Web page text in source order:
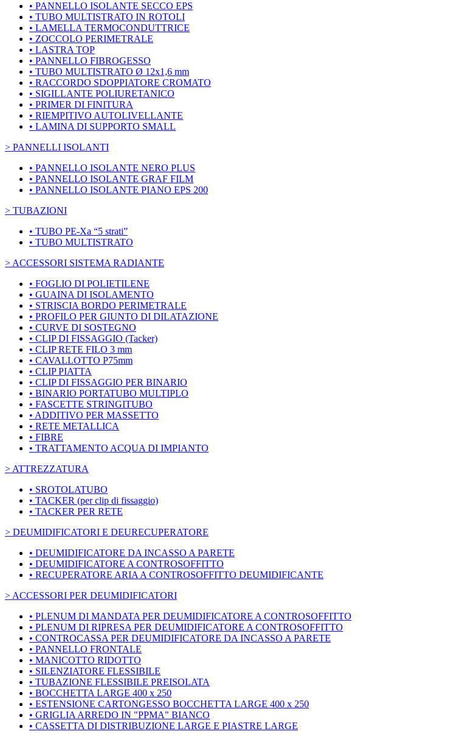
• PANNELLO ISOLANTE SECCO EPS
• TUBO MULTISTRATO IN ROTOLI
• LAMELLA TERMOCONDUTTRICE
• ZOCCOLO PERIMETRALE
• LASTRA TOP
• PANNELLO FIBROGESSO
• TUBO MULTISTRATO Ø 12x1,6 mm
• RACCORDO SDOPPIATORE CROMATO
• SIGILLANTE POLIURETANICO
• PRIMER DI FINITURA
• RIEMPITIVO AUTOLIVELLANTE
• LAMINA DI SUPPORTO SMALL
> PANNELLI ISOLANTI
• PANNELLO ISOLANTE NERO PLUS
• PANNELLO ISOLANTE GRAF FILM
• PANNELLO ISOLANTE PIANO EPS 200
> TUBAZIONI
• TUBO PE-Xa “5 strati”
• TUBO MULTISTRATO
> ACCESSORI SISTEMA RADIANTE
• FOGLIO DI POLIETILENE
• GUAINA DI ISOLAMENTO
• STRISCIA BORDO PERIMETRALE
• PROFILO PER GIUNTO DI DILATAZIONE
• CURVE DI SOSTEGNO
• CLIP DI FISSAGGIO (Tacker)
• CLIP RETE FILO 3 mm
• CAVALLOTTO P75mm
• CLIP PIATTA
• CLIP DI FISSAGGIO PER BINARIO
• BINARIO PORTATUBO MULTIPLO
• FASCETTE STRINGITUBO
• ADDITIVO PER MASSETTO
• RETE METALLICA
• FIBRE
• TRATTAMENTO ACQUA DI IMPIANTO
> ATTREZZATURA
• SROTOLATUBO
• TACKER (per clip di fissaggio)
• TACKER PER RETE
> DEUMIDIFICATORI E DEURECUPERATORE
• DEUMIDIFICATORE DA INCASSO A PARETE
• DEUMIDIFICATORE A CONTROSOFFITTO
• RECUPERATORE ARIA A CONTROSOFFITTO DEUMIDIFICANTE
> ACCESSORI PER DEUMIDIFICATORI
• PLENUM DI MANDATA PER DEUMIDIFICATORE A CONTROSOFFITTO
• PLENUM DI RIPRESA PER DEUMIDIFICATORE A CONTROSOFFITTO
• CONTROCASSA PER DEUMIDIFICATORE DA INCASSO A PARETE
• PANNELLO FRONTALE
• MANICOTTO RIDOTTO
• SILENZIATORE FLESSIBILE
• TUBAZIONE FLESSIBILE PREISOLATA
• BOCCHETTA LARGE 400 x 250
• ESTENSIONE CARTONGESSO BOCCHETTA LARGE 400 x 250
• GRIGLIA ARREDO IN "PPMA" BIANCO
• CASSETTA DI DISTRIBUZIONE LARGE E PIASTRE LARGE